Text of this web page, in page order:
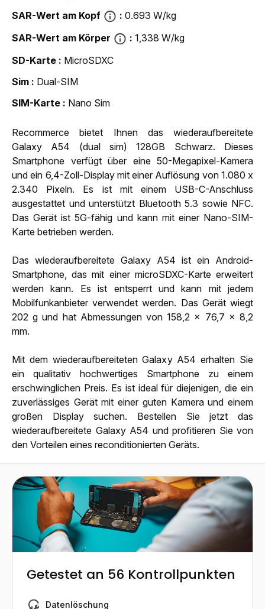
SAR-Wert am Kopf
0.693 W/kg
SAR-Wert am Körper
1,338 W/kg
SD-Karte
MicroSDXC
Sim
Dual-SIM
SIM-Karte
Nano Sim
Recommerce bietet Ihnen das wiederaufbereitete
Galaxy A54 (dual sim) 128GB Schwarz. Dieses
Smartphone verfügt über eine 50-Megapixel-Kamera
und ein 6,4-Zoll-Display mit einer Auflösung von 1.080 x
2.340 Pixeln. Es ist mit einem USB-C-Anschluss
ausgestattet und unterstützt Bluetooth 5.3 sowie NFC.
Das Gerät ist 5G-fähig und kann mit einer Nano-SIM-
Karte betrieben werden.
Das wiederaufbereitete Galaxy A54 ist ein Android-
Smartphone, das mit einer microSDXC-Karte erweitert
werden kann. Es ist entsperrt und kann mit jedem
Mobilfunkanbieter verwendet werden. Das Gerät wiegt
202 g und hat Abmessungen von 158,2 x 76,7 x 8,2
mm.
Mit dem wiederaufbereiteten Galaxy A54 erhalten Sie
ein qualitativ hochwertiges Smartphone zu einem
erschwinglichen Preis. Es ist ideal für diejenigen, die ein
zuverlässiges Gerät mit einer guten Kamera und einem
großen Display suchen. Bestellen Sie jetzt das
wiederaufbereitete Galaxy A54 und profitieren Sie von
den Vorteilen eines reconditionierten Geräts.
Getestet an 56 Kontrollpunkten
Datenlöschung